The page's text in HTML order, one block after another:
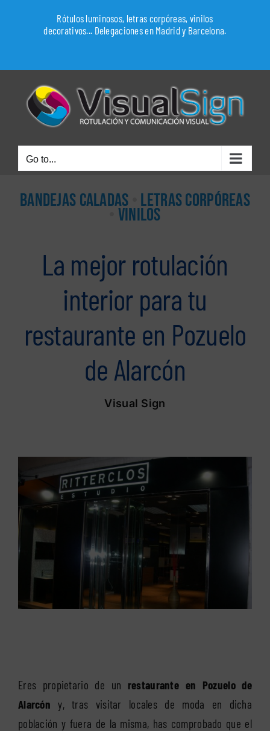
Rótulos luminosos, letras corpóreas, vinilos
decorativos... Delegaciones en Madrid y Barcelona.
Go to...
BANDEJAS CALADAS LETRAS CORPÓREAS
VINILOS
La mejor rotulación
interior para tu
restaurante en Pozuelo
de Alarcón
Visual Sign
Eres propietario de un restaurante en Pozuelo de
Alarcón y, tras visitar locales de moda en dicha
población y fuera de la misma, has comprobado que el